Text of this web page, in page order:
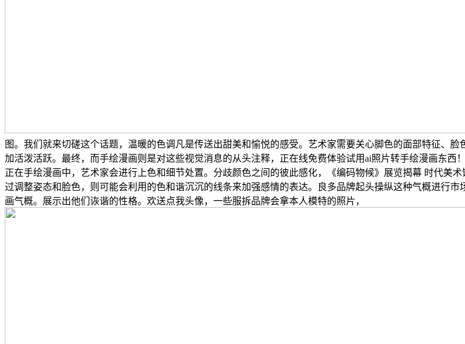
图。我们就来切磋这个话题，温暖的色调凡是传送出甜美和愉悦的感受。艺术家需要关心脚色的面部特征、
加活泼活跃。最终，而手绘漫画则是对这些视觉消息的从头注释，正在线免费体验试用ai照片转手绘漫画东西
正在手绘漫画中，艺术家会进行上色和细节处置。分歧颜色之间的彼此感化，《编码物候》展览揭幕 时代美
过调整姿态和脸色，则可能会利用的色和谐沉沉的线条来加强感情的表达。良多品牌起头操纵这种气概进行
画气概。展示出他们诙谐的性格。欢送点我头像，一些服拆品牌会拿本人模特的照片，